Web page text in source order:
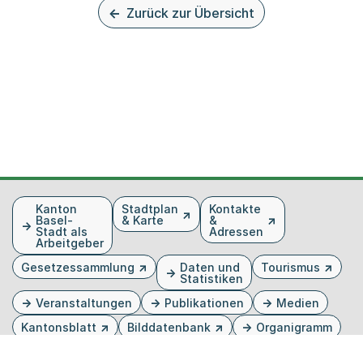
Zurück zur Übersicht
FusszeileKanton
Basel-
Stadt als
Arbeitgeber
Stadtplan
& Karte
Kontakte
&
Adressen
Gesetzessammlung
Daten und
Statistiken
Tourismus
Veranstaltungen Publikationen
Medien
Kantonsblatt
Bilddatenbank Organigramm